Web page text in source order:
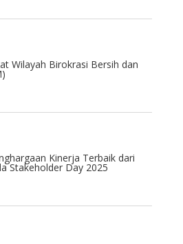
Wilayah Birokrasi Bersih dan
Kinerja Terbaik dari
Stakeholder Day 2025